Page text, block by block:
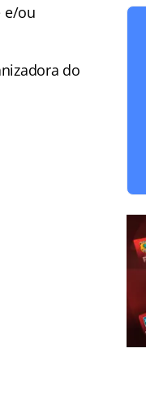
e/ou
do